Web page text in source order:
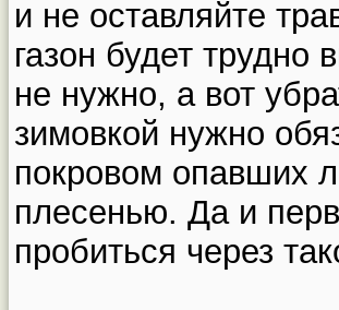
и не оставляйте
газон будет трудно
не нужно, а вот
зимовкой нужно
покровом опавших
плесенью. Да и
пробиться через